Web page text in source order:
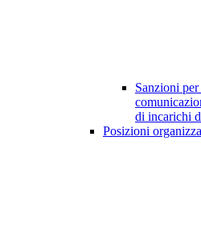
Sanzioni
di incarichi
Posizioni